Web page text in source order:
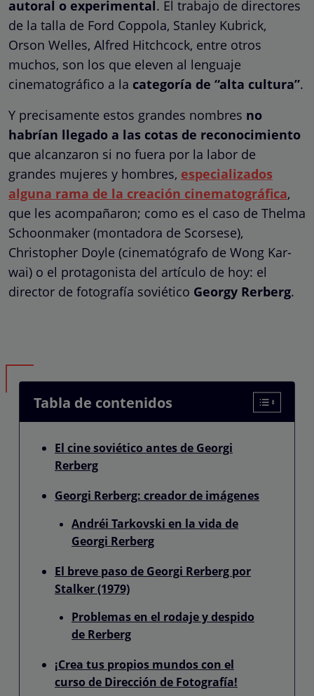
autoral o experimental. El trabajo de directores
de la talla de Ford Coppola, Stanley Kubrick,
Orson Welles, Alfred Hitchcock, entre otros
muchos, son los que eleven al lenguaje
cinematográfico a la categoría de “alta cultura”.
Y precisamente estos grandes nombres no
habrían llegado a las cotas de reconocimiento
que alcanzaron si no fuera por la labor de
grandes mujeres y hombres, especializados
alguna rama de la creación cinematográfica,
que les acompañaron; como es el caso de Thelma
Schoonmaker (montadora de Scorsese),
Christopher Doyle (cinematógrafo de Wong Kar-
wai) o el protagonista del artículo de hoy: el
director de fotografía soviético Georgy Rerberg.
Tabla de contenidos
El cine soviético antes de Georgi
Rerberg
Georgi Rerberg: creador de imágenes
Andréi Tarkovski en la vida de
Georgi Rerberg
El breve paso de Georgi Rerberg por
Stalker (1979)
Problemas en el rodaje y despido
de Rerberg
¡Crea tus propios mundos con el
curso de Dirección de Fotografía!